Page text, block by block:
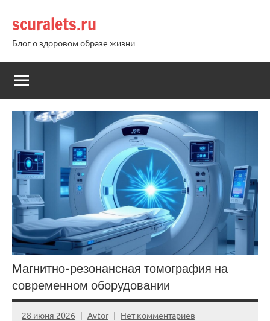
содержимому
scuralets.ru
Блог о здоровом образе жизни
Магнитно-резонансная томография на
современном оборудовании
28 июня 2026 Avtor Нет комментариев